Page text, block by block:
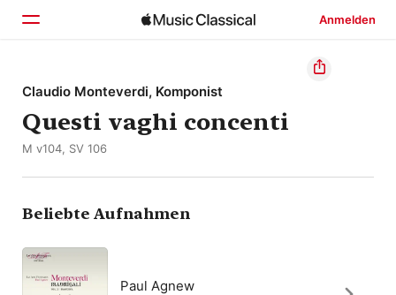
Anmelden
Startseite
Entdecken
Claudio Monteverdi, Komponist
Questi vaghi concenti
M v104, SV 106
Beliebte Aufnahmen
Paul Agnew